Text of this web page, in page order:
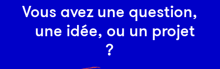
Vous avez une question,
une idée, ou un projet
?